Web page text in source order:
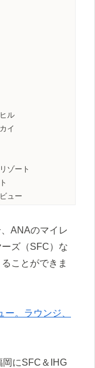
ル
イ
ゾート
ュー
ANAのマイレ
ズ（SFC）な
ことができま
。ラウンジ、
にSFC＆IHG